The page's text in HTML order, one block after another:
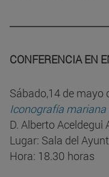
CONFERENCIA EN
Sábado,14 de mayo
Iconografía
D. Alberto Aceldegui
Lugar: Sala del
Hora: 18.30 horas